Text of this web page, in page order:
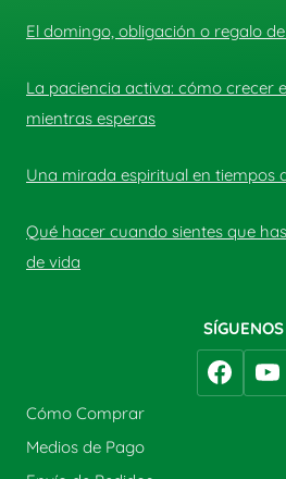
El domingo, obligación o regalo
La paciencia activa: cómo crecer
mientras esperas
Una mirada espiritual en tiempos
Qué hacer cuando sientes que
de vida
SÍGUENOS
Cómo Comprar
Medios de Pago